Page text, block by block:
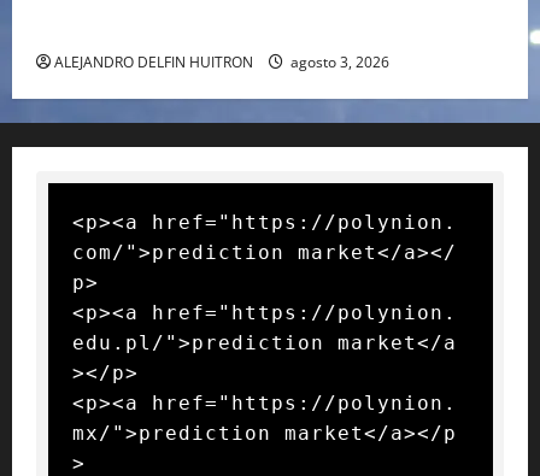
ALEJANDRO DELFIN HUITRON agosto 3, 2026
<p><a href="https://polynion.
com/">prediction market</a></
p>
<p><a href="https://polynion.
edu.pl/">prediction market</a
></p>
<p><a href="https://polynion.
mx/">prediction market</a></p
>